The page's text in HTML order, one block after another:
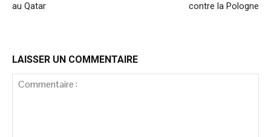
au Qatar
contre la Pologne
LAISSER UN COMMENTAIRE